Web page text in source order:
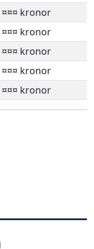
¤¤¤ kronor
¤¤¤ kronor
¤¤¤ kronor
¤¤¤ kronor
¤¤¤ kronor